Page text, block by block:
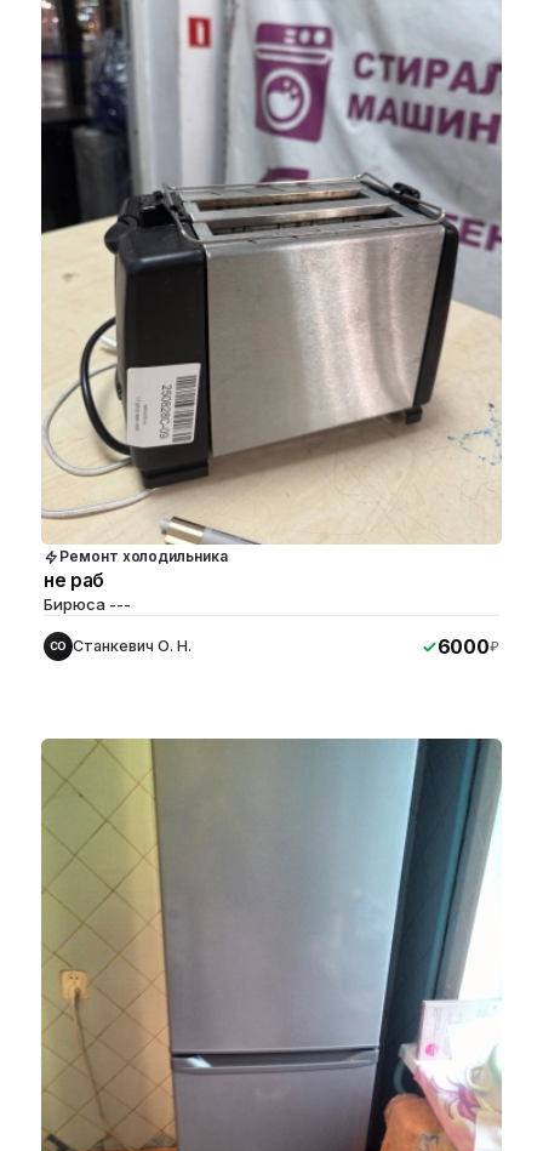
Ремонт холодильника
не раб
Бирюса ---
СО Станкевич О. Н. 6000₽